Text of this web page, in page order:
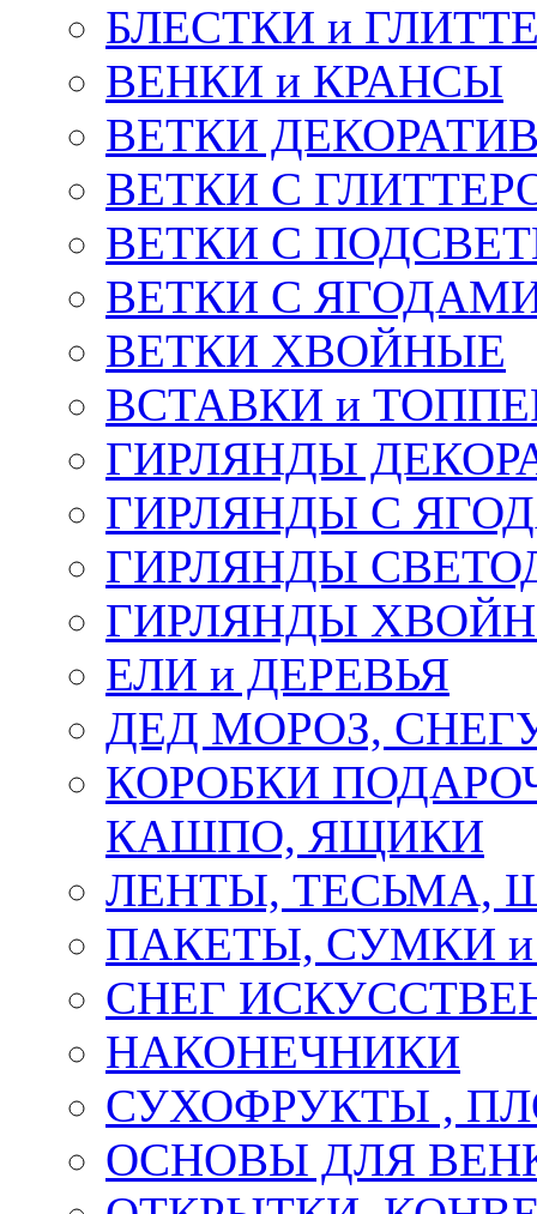
БЛЕСТКИ и
ВЕНКИ и КРАНСЫ
ВЕТКИ
ВЕТКИ С
ВЕТКИ С
ВЕТКИ С
ВЕТКИ ХВОЙНЫЕ
ВСТАВКИ и
ГИРЛЯНДЫ
ГИРЛЯНДЫ С
ГИРЛЯНДЫ
ГИРЛЯНДЫ
ЕЛИ и ДЕРЕВЬЯ
ДЕД МОРОЗ,
КОРОБКИ
КАШПО, ЯЩИКИ
ЛЕНТЫ, ТЕСЬМА,
ПАКЕТЫ, СУМКИ
СНЕГ
НАКОНЕЧНИКИ
СУХОФРУКТЫ ,
ОСНОВЫ ДЛЯ